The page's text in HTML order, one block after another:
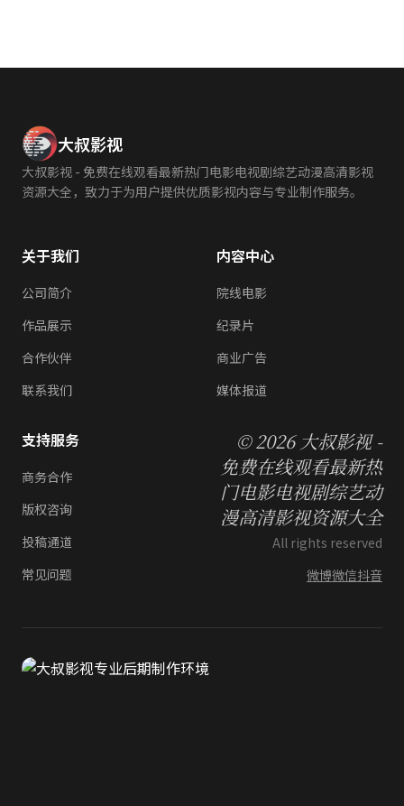
大叔影视
大叔影视 - 免费在线观看最新热门电影电视剧综艺动漫高清影视
资源大全，致力于为用户提供优质影视内容与专业制作服务。
关于我们
公司简介
作品展示
合作伙伴
联系我们
内容中心
院线电影
纪录片
商业广告
媒体报道
支持服务
商务合作
版权咨询
投稿通道
常见问题
© 2026 大叔影视 -
免费在线观看最新热
门电影电视剧综艺动
漫高清影视资源大全
All rights reserved
微博微信抖音